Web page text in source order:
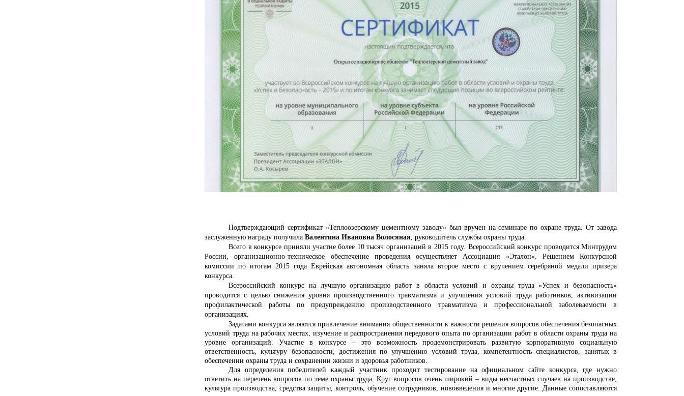
Подтверждающий сертификат «Теплоозерскому цементному заводу» был вручен на семинаре по охране труда. От завода
заслуженную награду получила Валентина Ивановна Волосяная, руководитель службы охраны труда.
Всего в конкурсе приняли участие более 10 тысяч организаций в 2015 году. Всероссийский конкурс проводится Минтрудом
России, организационно-техническое обеспечение проведения осуществляет Ассоциация «Эталон». Решением Конкурсной
комиссии по итогам 2015 года Еврейская автономная область заняла второе место с вручением серебряной медали призера
конкурса.
Всероссийский конкурс на лучшую организацию работ в области условий и охраны труда «Успех и безопасность»
проводится с целью снижения уровня производственного травматизма и улучшения условий труда работников, активизации
профилактической работы по предупреждению производственного травматизма и профессиональной заболеваемости в
организациях.
Задачами конкурса являются привлечение внимания общественности к важности решения вопросов обеспечения безопасных
условий труда на рабочих местах, изучение и распространения передового опыта по организации работ в области охраны труда на
уровне организаций. Участие в конкурсе – это возможность продемонстрировать развитую корпоративную социальную
ответственность, культуру безопасности, достижения по улучшению условий труда, компетентность специалистов, занятых в
обеспечении охраны труда и сохранении жизни и здоровья работников.
Для определения победителей каждый участник проходит тестирование на официальном сайте конкурса, где нужно
ответить на перечень вопросов по теме охраны труда. Круг вопросов очень широкий – виды несчастных случаев на производстве,
культура производства, средства защиты, контроль, обучение сотрудников, нововведения и многие другие. Данные сопоставляются